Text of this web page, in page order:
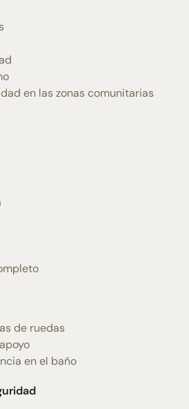
en las zonas comunitarias
de ruedas
en el baño